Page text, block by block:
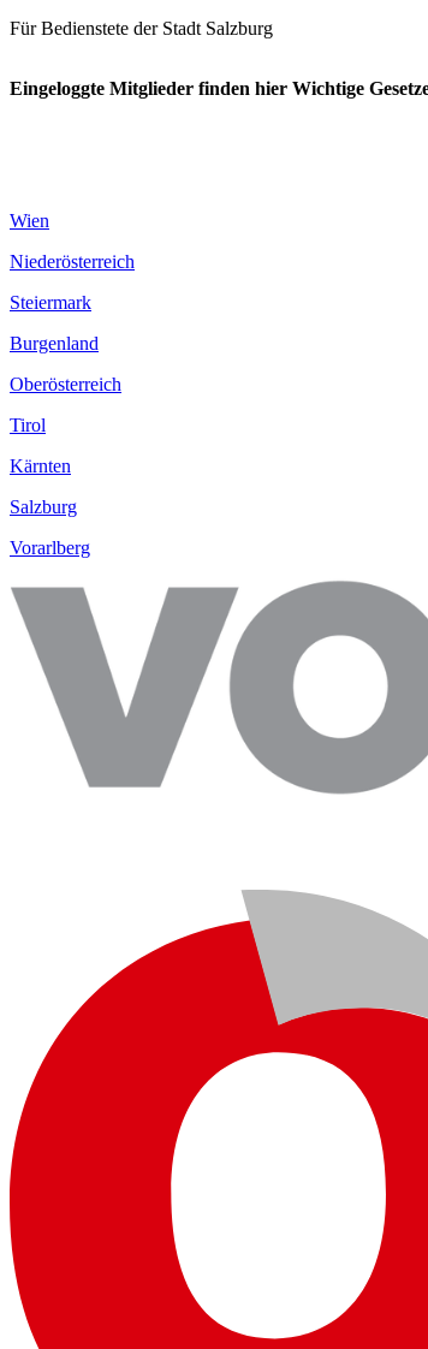
Für Bedienstete der Stadt Salzburg
Eingeloggte Mitglieder finden hier Wichtige
Wien
Niederösterreich
Steiermark
Burgenland
Oberösterreich
Tirol
Kärnten
Salzburg
Vorarlberg